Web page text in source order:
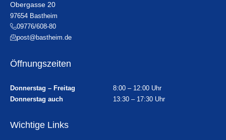
Obergasse 20
97654 Bastheim
09776/608-80
post@bastheim.de
Öffnungszeiten
Donnerstag – Freitag
8:00 – 12:00 Uhr
Donnerstag auch
13:30 – 17:30 Uhr
Wichtige Links